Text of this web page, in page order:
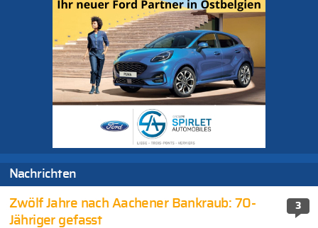
Nachrichten
3
Zwölf Jahre nach Aachener Bankraub: 70-
Jähriger gefasst